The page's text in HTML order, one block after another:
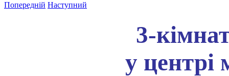
Попередній Наступний
3-
у центрі